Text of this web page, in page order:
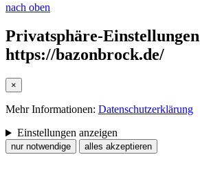
nach oben
Privatsphäre-Einstellungen
https://bazonbrock.de/
×
Mehr Informationen: Datenschutzerklärung
Einstellungen anzeigen
nur notwendige alles akzeptieren